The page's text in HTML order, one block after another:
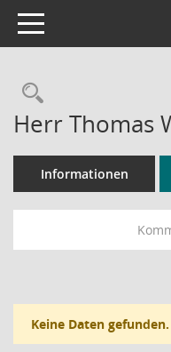
Toggle navigation
Herr Thomas
Informationen
Keine Daten gefunden.